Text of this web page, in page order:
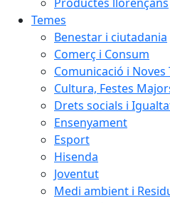
Temes
Benestar i ciutadania
Comerç i Consum
Comunicació i Noves
Cultura, Festes
Drets socials i
Ensenyament
Esport
Hisenda
Joventut
Medi ambient i